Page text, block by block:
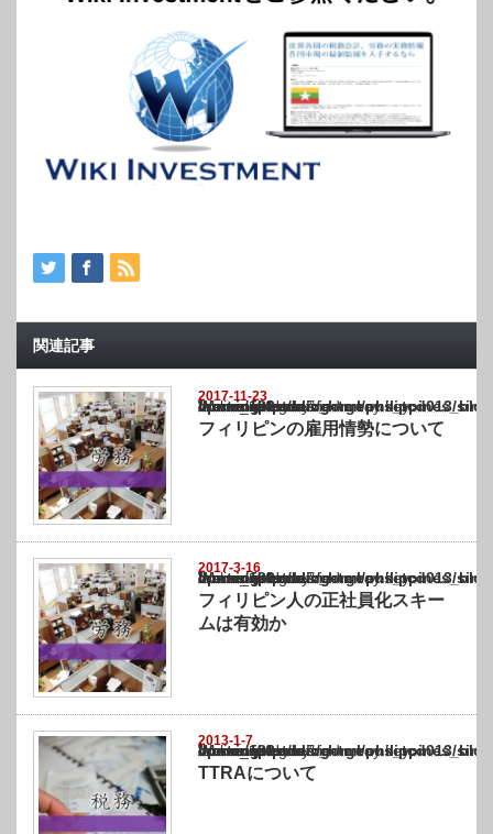
関連記事
2017-11-23
Warning
: Undefined array key "show_category" in
/home/netst/kuno-cpa.co.jp/public_html/philippines_blog/wp-content/themes/
on line183
フィリピンの雇用情勢について
2017-3-16
Warning
: Undefined array key "show_category" in
/home/netst/kuno-cpa.co.jp/public_html/philippines_blog/wp-content/themes/
on line183
フィリピン人の正社員化スキー
ムは有効か
2013-1-7
Warning
: Undefined array key "show_category" in
/home/netst/kuno-cpa.co.jp/public_html/philippines_blog/wp-content/themes/
on line183
TTRAについて